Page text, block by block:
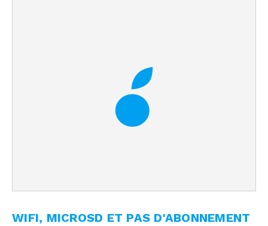
WIFI, MICROSD ET PAS D'ABONNEMENT